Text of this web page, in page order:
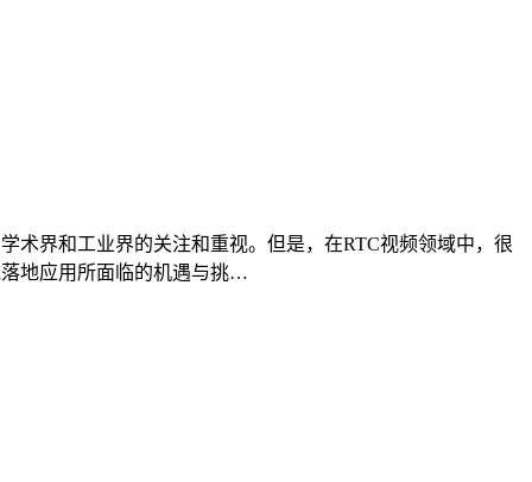
术界和工业界的关注和重视。但是，在RTC视频领域中，很
地应用所面临的机遇与挑…